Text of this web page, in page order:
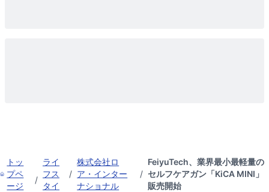
トッ
プペ
ージ
/
ライ
フス
タイ
/
株式会社ロ
ア・インター
ナショナル
/
FeiyuTech、業界最小最軽量の
セルフケアガン「KiCA MINI」
販売開始